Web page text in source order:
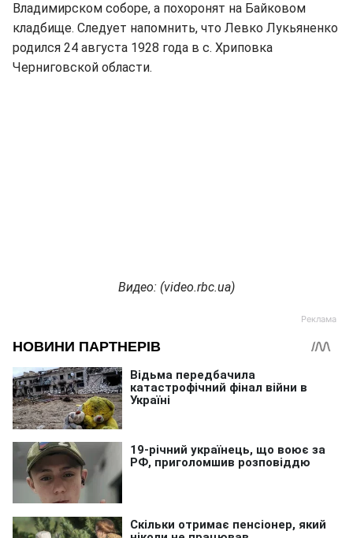
Владимирском соборе, а похоронят на Байковом
кладбище. Следует напомнить, что Левко Лукьяненко
родился 24 августа 1928 года в с. Хриповка
Черниговской области.
Видео: (video.rbc.ua)